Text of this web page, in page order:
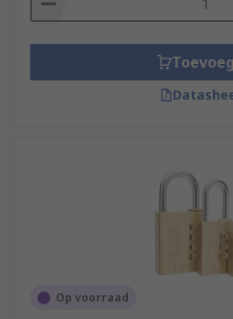
Op voorraad